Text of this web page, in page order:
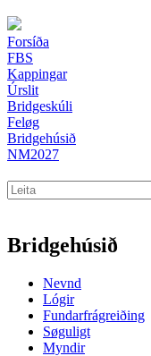
Forsíða
FBS
Kappingar
Úrslit
Bridgeskúli
Feløg
Bridgehúsið
NM2027
Bridgehúsið
Nevnd
Lógir
Fundarfrágreiðing
Søguligt
Myndir